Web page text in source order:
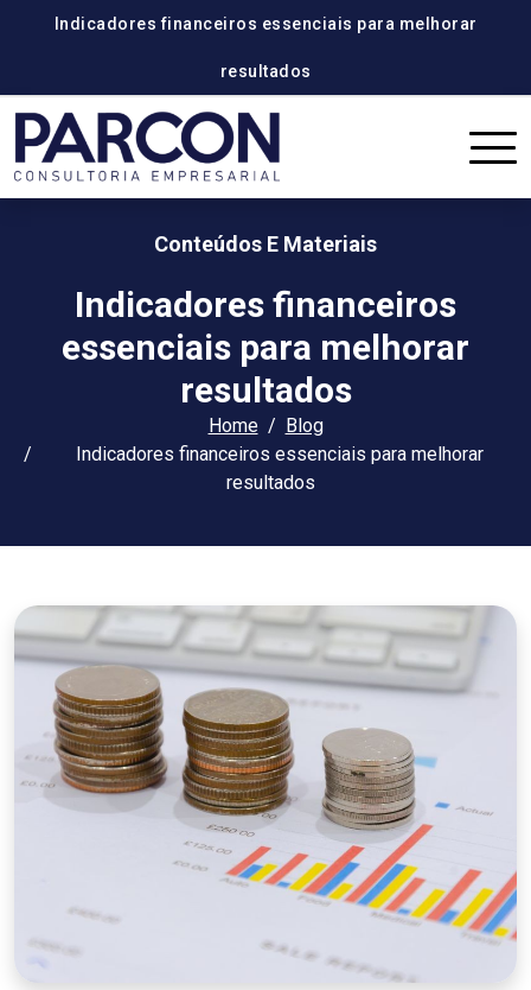
Indicadores financeiros essenciais para melhorar
resultados
Conteúdos E Materiais
Indicadores financeiros
essenciais para melhorar
resultados
Home
Blog
Indicadores financeiros essenciais para melhorar
resultados